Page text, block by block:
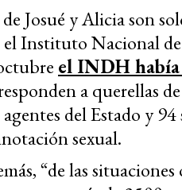
Josué y Alicia son
Instituto Nacional
el INDH
a querellas
del Estado y
sexual.
“de las